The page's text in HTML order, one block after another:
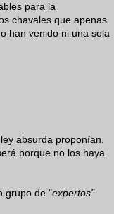
para la
chavales que apenas
han venido ni una sola
absurda proponían.
porque no los haya
grupo de "expertos"